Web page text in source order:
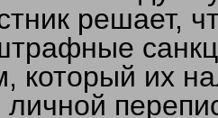
решает,
который их